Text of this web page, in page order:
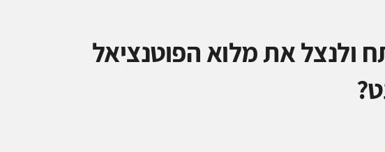
ולנצל את מלוא הפוטנציאל